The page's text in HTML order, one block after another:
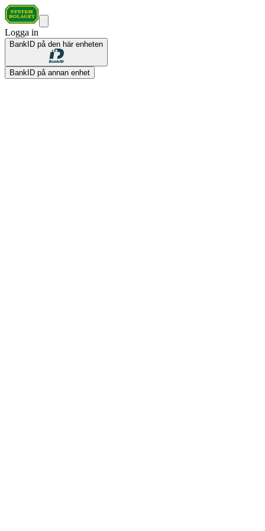
Logga in
BankID på den här enheten
BankID på annan enhet